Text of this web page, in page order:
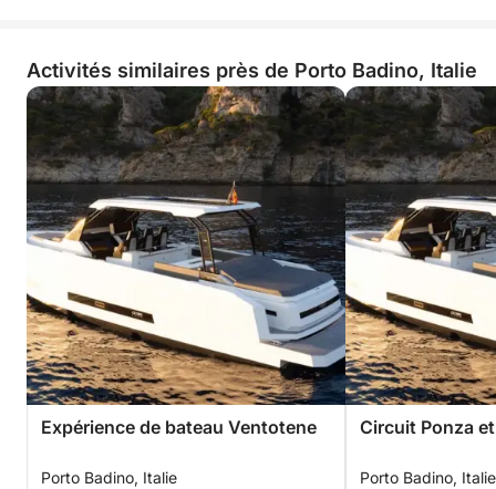
Activités similaires près de Porto Badino, Italie
Expérience de bateau Ventotene
Porto Badino, Italie
Circuit Ponza
Porto Badino, Italie